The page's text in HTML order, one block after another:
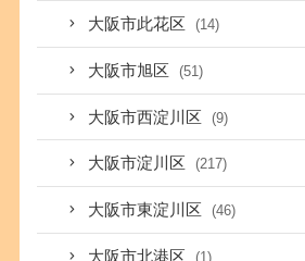
大阪市此花区 (14)
大阪市旭区 (51)
大阪市西淀川区 (9)
大阪市淀川区 (217)
大阪市東淀川区 (46)
大阪市北港区 (1)